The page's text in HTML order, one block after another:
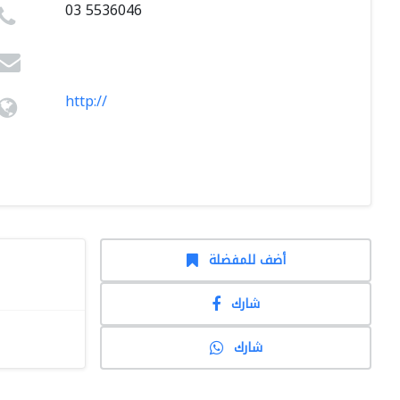
03 5536046
http://
أضف للمفضلة
شارك
شارك